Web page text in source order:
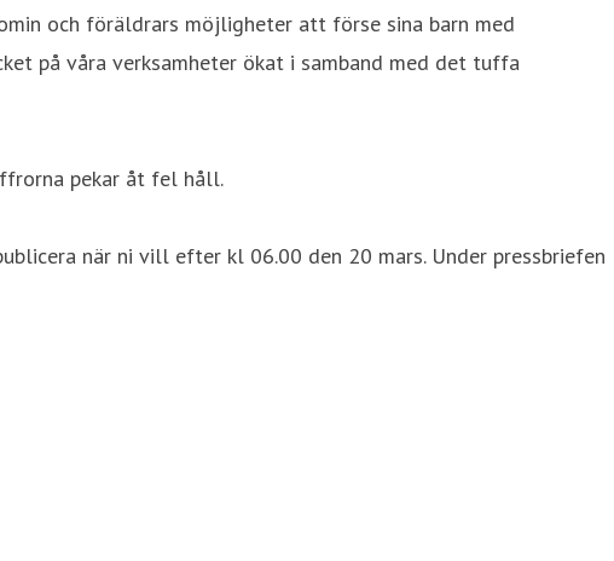
och föräldrars möjligheter att förse sina barn med
på våra verksamheter ökat i samband med det tuffa
pekar åt fel håll.
när ni vill efter kl 06.00 den 20 mars. Under pressbriefen